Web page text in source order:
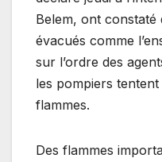
Belem, ont constaté
évacués comme
sur l’ordre des
les pompiers
flammes.
Des flammes